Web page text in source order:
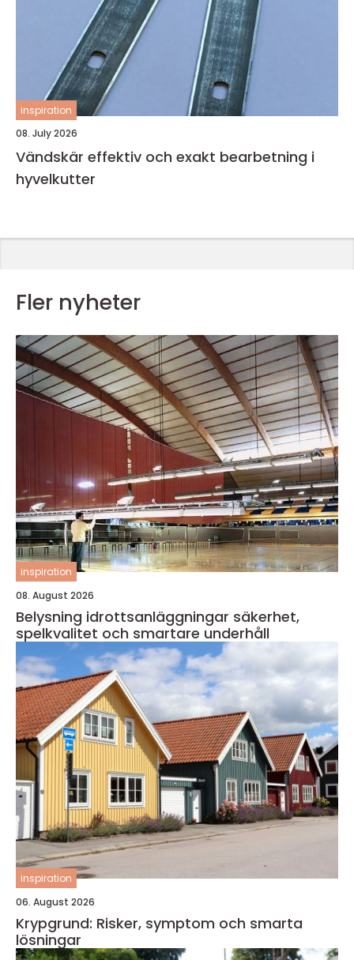
inspiration
08. July 2026
Vändskär effektiv och exakt bearbetning i
hyvelkutter
Fler nyheter
inspiration
08. August 2026
Belysning idrottsanläggningar säkerhet,
spelkvalitet och smartare underhåll
inspiration
06. August 2026
Krypgrund: Risker, symptom och smarta
lösningar